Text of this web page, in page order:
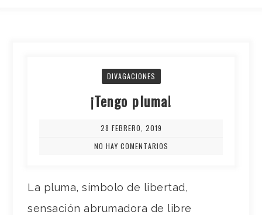
DIVAGACIONES
¡Tengo pluma!
28 FEBRERO, 2019
NO HAY COMENTARIOS
La pluma, símbolo de libertad,
sensación abrumadora de libre